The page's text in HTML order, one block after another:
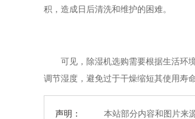
积，造成日后清洗和维护的困难。
可见，除湿机选购需要根据生活环境
调节湿度，避免过于干燥缩短其使用寿命
声明： 本站部分内容和图片来